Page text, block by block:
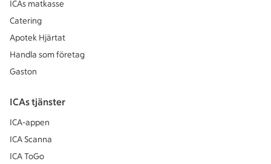
ICAs matkasse
Catering
Apotek Hjärtat
Handla som företag
Gaston
ICAs tjänster
ICA-appen
ICA Scanna
ICA ToGo